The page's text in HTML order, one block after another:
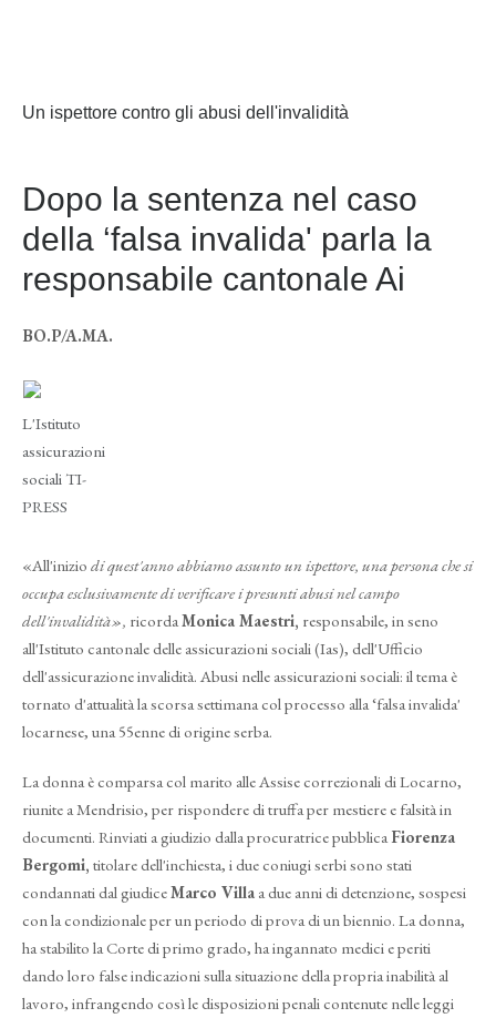
Un ispettore contro gli abusi dell'invalidità
Dopo la sentenza nel caso
della ‘falsa invalida' parla la
responsabile cantonale Ai
BO.P/A.MA.
L'Istituto
assicurazioni
sociali TI-
PRESS
«All'inizio di quest'anno abbiamo assunto un ispettore, una persona che si
occupa esclusivamente di verificare i presunti abusi nel campo
dell'invalidità», ricorda Monica Maestri, responsabile, in seno
all'Istituto cantonale delle assicurazioni sociali (Ias), dell'Ufficio
dell'assicurazione invalidità. Abusi nelle assicurazioni sociali: il tema è
tornato d'attualità la scorsa settimana col processo alla ‘falsa invalida'
locarnese, una 55enne di origine serba.
La donna è comparsa col marito alle Assise correzionali di Locarno,
riunite a Mendrisio, per rispondere di truffa per mestiere e falsità in
documenti. Rinviati a giudizio dalla procuratrice pubblica Fiorenza
Bergomi, titolare dell'inchiesta, i due coniugi serbi sono stati
condannati dal giudiceMarco Villa a due anni di detenzione, sospesi
con la condizionale per un periodo di prova di un biennio. La donna,
ha stabilito la Corte di primo grado, ha ingannato medici e periti
dando loro false indicazioni sulla situazione della propria inabilità al
lavoro, infrangendo così le disposizioni penali contenute nelle leggi